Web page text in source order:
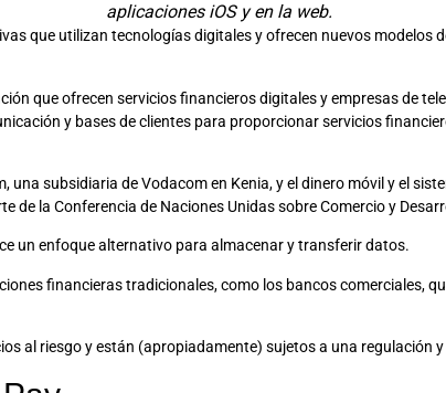
aplicaciones iOS y en la web.
que utilizan tecnologías digitales y ofrecen nuevos
que ofrecen servicios financieros digitales y empresas de
y bases de clientes para proporcionar servicios
subsidiaria de Vodacom en Kenia, y el dinero móvil y el
de la Conferencia de Naciones Unidas sobre Comercio y
un enfoque alternativo para almacenar y transferir datos.
financieras tradicionales, como los bancos comerciales,
al riesgo y están (apropiadamente) sujetos a una regulación